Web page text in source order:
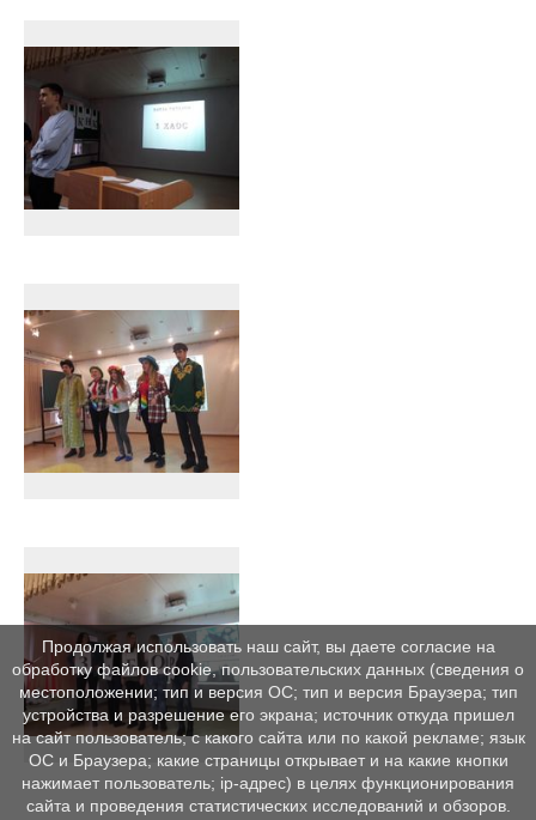
Продолжая использовать наш сайт, вы даете согласие на
обработку файлов cookie, пользовательских данных (сведения о
местоположении; тип и версия ОС; тип и версия Браузера; тип
устройства и разрешение его экрана; источник откуда пришел
на сайт пользователь; с какого сайта или по какой рекламе; язык
ОС и Браузера; какие страницы открывает и на какие кнопки
нажимает пользователь; ip-адрес) в целях функционирования
сайта и проведения статистических исследований и обзоров.